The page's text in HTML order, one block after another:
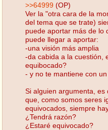
>>64999 (OP)
Ver la "otra cara de la
del tema que se trate)
puede aportar más de lo
puede llegar a aportar:
-una visión más amplia
-da cabida a la cuestión,
equibocado?
- y no te mantiene con
Si alguien argumenta, es
que, como somos seres
equivocados, siempre
¿Tendrá razón?
¿Estaré equivocado?